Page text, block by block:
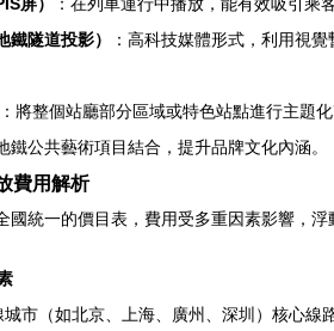
鐵隧道投影）
：高科技媒體形式，利用視
：將整個站廳部分區域或特色站點進行主題
鐵公共藝術項目結合，提升品牌文化內涵。
費用解析
國統一的價目表，費用受多重因素影響，浮
城市（如北京、上海、廣州、深圳）核心線